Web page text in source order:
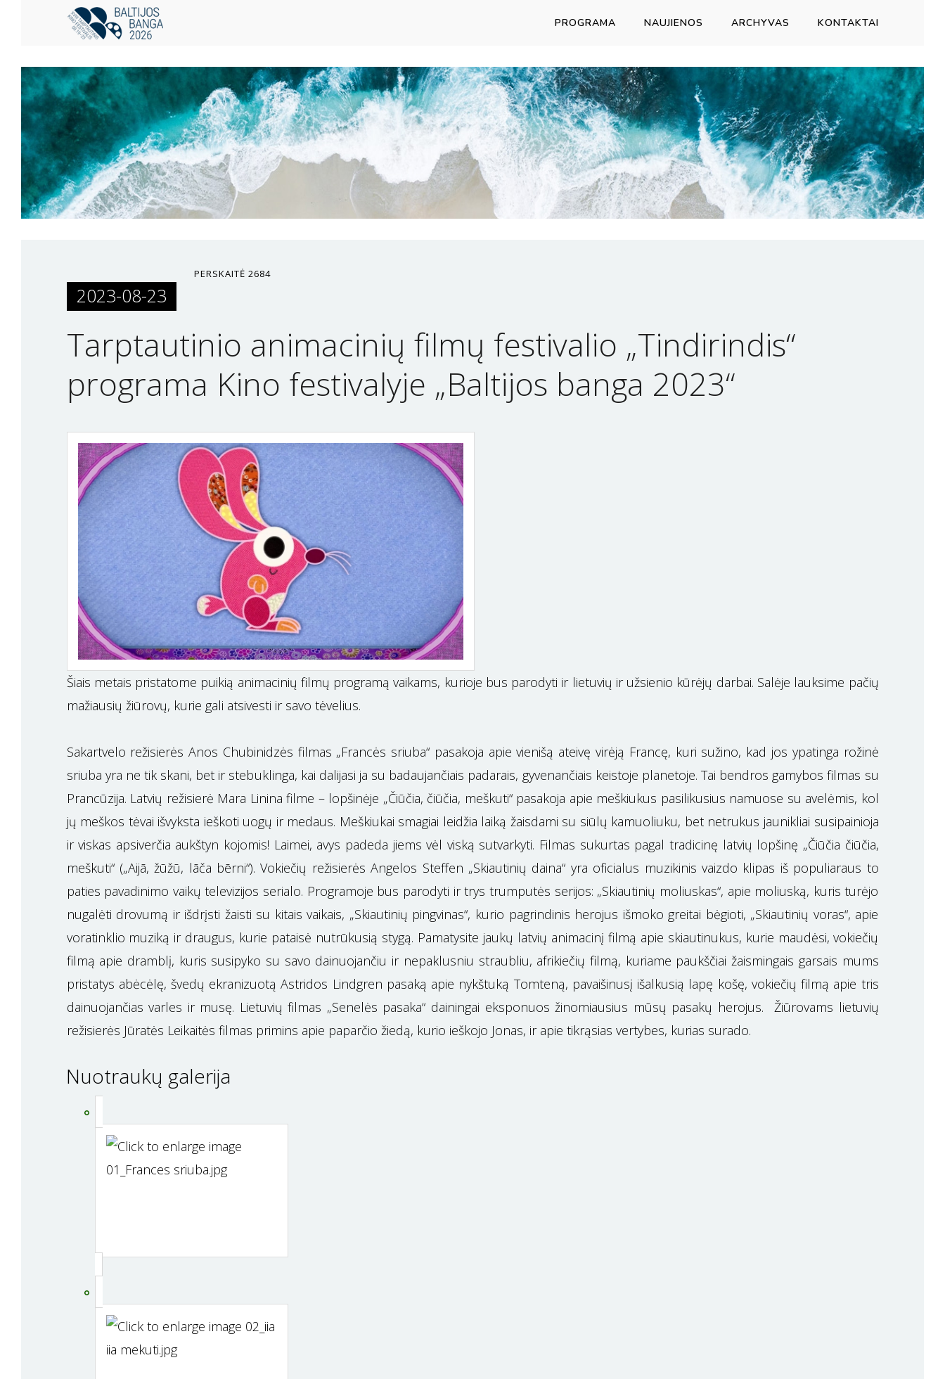
PROGRAMA NAUJIENOS ARCHYVAS KONTAKTAI
2023-08-23
PERSKAITĖ 2684
Tarptautinio animacinių filmų festivalio „Tindirindis“
programa Kino festivalyje „Baltijos banga 2023“
Šiais metais pristatome puikią animacinių filmų programą vaikams, kurioje bus parodyti ir lietuvių ir užsienio kūrėjų darbai. Salėje lauksime pačių
mažiausių žiūrovų, kurie gali atsivesti ir savo tėvelius.
Sakartvelo režisierės Anos Chubinidzės filmas „Francės sriuba“ pasakoja apie vienišą ateivę virėją Francę, kuri sužino, kad jos ypatinga rožinė
sriuba yra ne tik skani, bet ir stebuklinga, kai dalijasi ja su badaujančiais padarais, gyvenančiais keistoje planetoje. Tai bendros gamybos filmas su
Prancūzija. Latvių režisierė Mara Linina filme – lopšinėje „Čiūčia, čiūčia, meškuti“ pasakoja apie meškiukus pasilikusius namuose su avelėmis, kol
jų meškos tėvai išvyksta ieškoti uogų ir medaus. Meškiukai smagiai leidžia laiką žaisdami su siūlų kamuoliuku, bet netrukus jaunikliai susipainioja
ir viskas apsiverčia aukštyn kojomis! Laimei, avys padeda jiems vėl viską sutvarkyti. Filmas sukurtas pagal tradicinę latvių lopšinę „Čiūčia čiūčia,
meškuti“ („Aijā, žūžū, lāča bērni“). Vokiečių režisierės Angelos Steffen „Skiautinių daina“ yra oficialus muzikinis vaizdo klipas iš populiaraus to
paties pavadinimo vaikų televizijos serialo. Programoje bus parodyti ir trys trumputės serijos: „Skiautinių moliuskas“, apie moliuską, kuris turėjo
nugalėti drovumą ir išdrįsti žaisti su kitais vaikais, „Skiautinių pingvinas“, kurio pagrindinis herojus išmoko greitai bėgioti, „Skiautinių voras“, apie
voratinklio muziką ir draugus, kurie pataisė nutrūkusią stygą. Pamatysite jaukų latvių animacinį filmą apie skiautinukus, kurie maudėsi, vokiečių
filmą apie dramblį, kuris susipyko su savo dainuojančiu ir nepaklusniu straubliu, afrikiečių filmą, kuriame paukščiai žaismingais garsais mums
pristatys abėcėlę, švedų ekranizuotą Astridos Lindgren pasaką apie nykštuką Tomteną, pavaišinusį išalkusią lapę košę, vokiečių filmą apie tris
dainuojančias varles ir musę. Lietuvių filmas „Senelės pasaka“ dainingai eksponuos žinomiausius mūsų pasakų herojus. Žiūrovams lietuvių
režisierės Jūratės Leikaitės filmas primins apie paparčio žiedą, kurio ieškojo Jonas, ir apie tikrąsias vertybes, kurias surado.
Nuotraukų galerija